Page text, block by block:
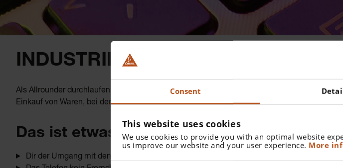
Consent
This website uses cookies
We use cookies to provide you with an optimal website
us improve our website and your user experience. More
INDUSTRIEKAUFFRAU /
Als Allrounder durchlaufen Industriekaufleute alle kaufmännischen Bereiche bei HEINE
Einkauf von Waren, bei der Kundenberatung im Vertrieb oder bei der Gestaltung des
Das ist etwas für dich, wenn...
Dir der Umgang mit dem PC Spaß macht